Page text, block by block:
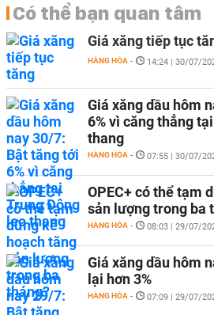
Có thể bạn quan tâm
Giá xăng tiếp tục
HÀNG HÓA - 14:24 | 30/07/
Giá xăng dầu hôm
6% vì căng thẳng
thang
HÀNG HÓA - 07:55 | 30/07/
OPEC+ có thể tạm
sản lượng trong ba
HÀNG HÓA - 08:03 | 29/07/
Giá xăng dầu hôm
lại hơn 3%
HÀNG HÓA - 07:09 | 29/07/